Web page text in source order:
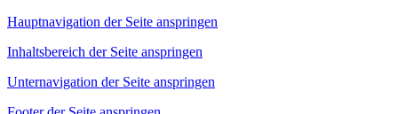
Hauptnavigation der Seite anspringen
Inhaltsbereich der Seite anspringen
Unternavigation der Seite anspringen